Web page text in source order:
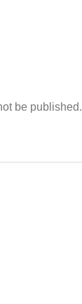
be published.